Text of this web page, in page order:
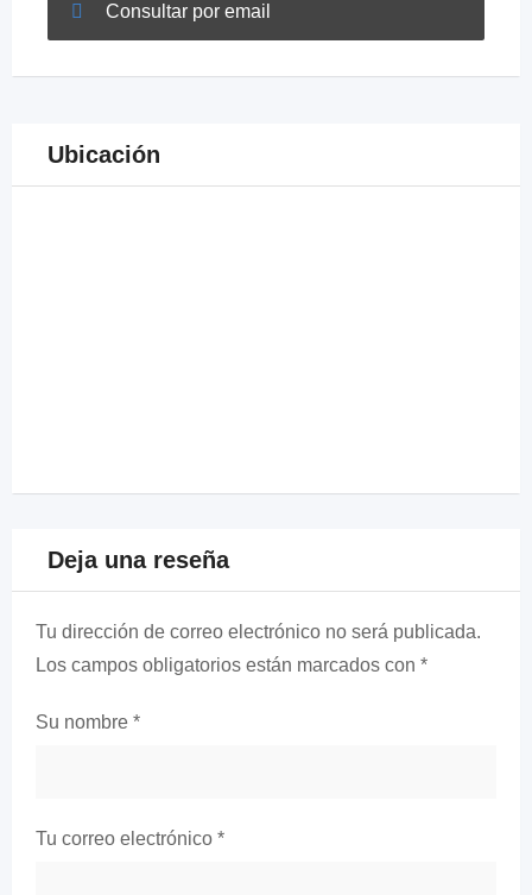
Consultar por email
Ubicación
Deja una reseña
Tu dirección de correo electrónico no será publicada.
Los campos obligatorios están marcados con *
Su nombre *
Tu correo electrónico *